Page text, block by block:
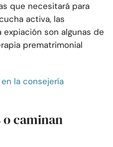
que necesitará para
activa, las
son algunas de
prematrimonial
la consejería
caminan